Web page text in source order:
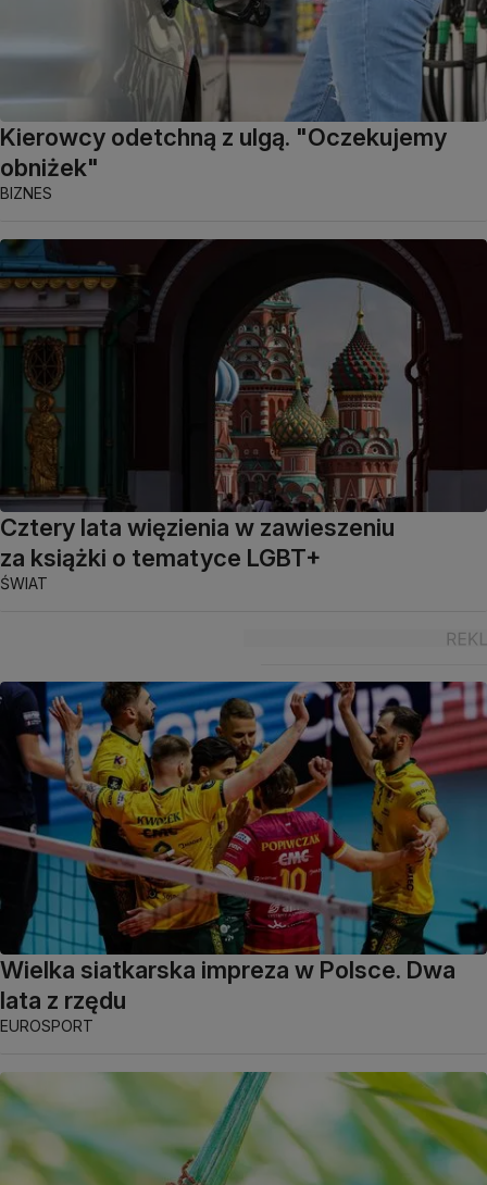
Kierowcy odetchną z ulgą. "Oczekujemy
obniżek"
BIZNES
Cztery lata więzienia w zawieszeniu
za książki o tematyce LGBT+
ŚWIAT
Wielka siatkarska impreza w Polsce. Dwa
lata z rzędu
EUROSPORT